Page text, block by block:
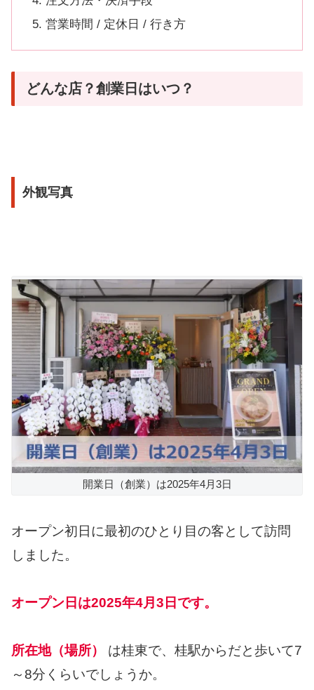
営業時間 / 定休日 / 行き方
どんな店？創業日はいつ？
外観写真
開業日（創業）は2025年4月3日
オープン初日に最初のひとり目の客として訪問
しました。
オープン日は2025年4月3日です。
所在地（場所）
は桂東で、桂駅からだと歩いて7
～8分くらいでしょうか。